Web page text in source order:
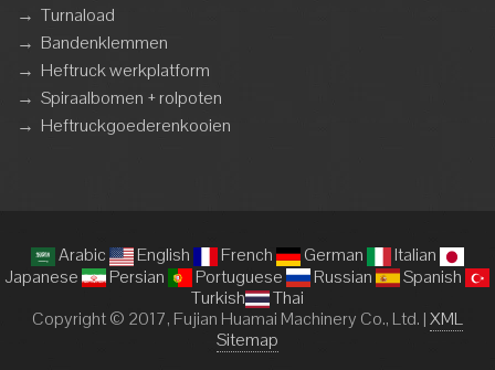
→ Turnaload
→ Bandenklemmen
→ Heftruck werkplatform
→ Spiraalbomen + rolpoten
→ Heftruckgoederenkooien
Arabic English French German
Italian
Japanese
Persian Portuguese Russian
Spanish
Turkish
Thai
Copyright © 2017, Fujian Huamai Machinery Co., Ltd. |XML
Sitemap